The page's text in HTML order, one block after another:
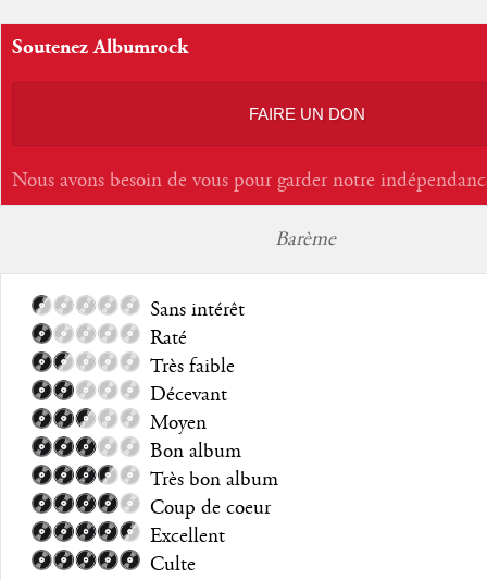
Soutenez Albumrock
FAIRE UN DON
Nous avons besoin de vous pour garder notre
Barème
Sans intérêt
Raté
Très faible
Décevant
Moyen
Bon album
Très bon album
Coup de coeur
Excellent
Culte